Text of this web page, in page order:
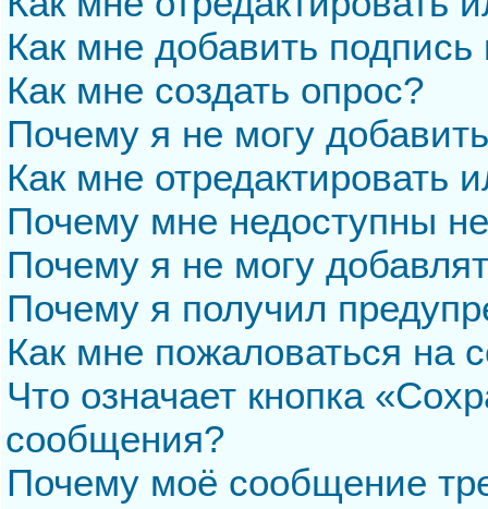
Как мне добавить
Как мне создать опрос?
Почему я не могу
Как мне отредактировать
Почему мне недоступны
Почему я не могу
Почему я получил
Как мне пожаловаться на
Что означает кнопка
сообщения?
Почему моё сообщение